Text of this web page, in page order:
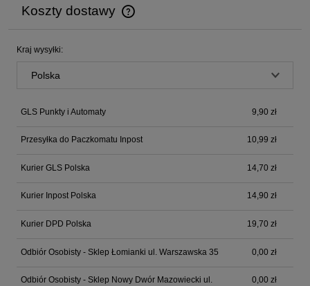
Koszty dostawy
Cena nie zawiera ewentualnych kosztów płatności
Kraj wysyłki:
GLS Punkty i Automaty 9,90 zł
Przesyłka do Paczkomatu Inpost 10,99 zł
Kurier GLS Polska 14,70 zł
Kurier Inpost Polska 14,90 zł
Kurier DPD Polska 19,70 zł
Odbiór Osobisty - Sklep Łomianki ul. Warszawska 35 0,00 zł
Odbiór Osobisty - Sklep Nowy Dwór Mazowiecki ul.
0,00 zł